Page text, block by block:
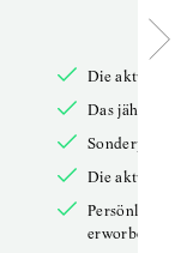
Die aktuelle
Das jährliche
Die aktuelle
Persönliches
erworbenen